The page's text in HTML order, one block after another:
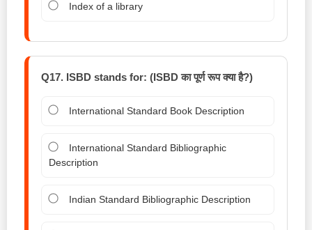
Index of a library
Q17. ISBD stands for: (ISBD का पूर्ण रूप क्या है?)
International Standard Book Description
International Standard Bibliographic
Description
Indian Standard Bibliographic Description